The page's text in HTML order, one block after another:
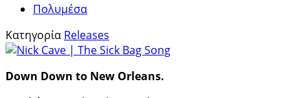
Πολυμέσα
Κατηγορία Releases
Down Down to New Orleans.